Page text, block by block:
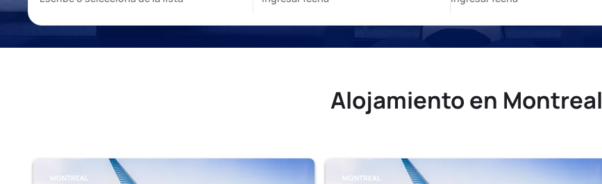
Alojamiento en Montreal
MONTREAL MONTREAL